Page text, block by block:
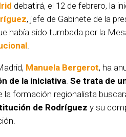
debatirá, el 12 de febrero, la
, jefe de Gabinete de la
había sido tumbada por la
.
Manuela Bergerot, ha
de la iniciativa. Se trata de
la formación regionalista
de Rodríguez y su